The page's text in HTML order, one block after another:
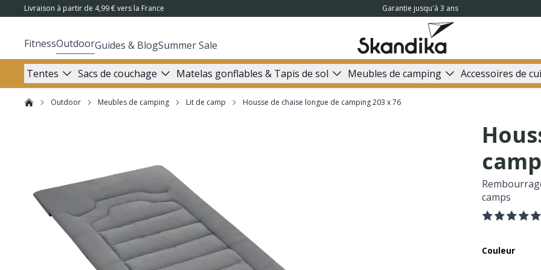
Livraison à partir de 4,99 € vers la France Garantie jusqu'à 3 ans
FitnessOutdoorGuides & BlogSummer Sale
Tentes Sacs de couchage Matelas gonflables & Tapis de sol Meubles de camping Accessoires de
Outdoor Meubles de camping Lit de camp Housse de chaise longue de camping 203 x 76
camps
Couleur